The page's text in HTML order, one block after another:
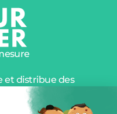
et distribue des
qualité premium
ans.